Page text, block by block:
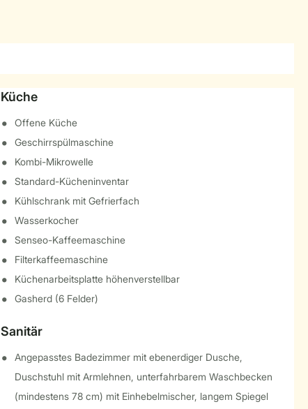
Küche
Offene Küche
Geschirrspülmaschine
Kombi-Mikrowelle
Standard-Kücheninventar
Kühlschrank mit Gefrierfach
Wasserkocher
Senseo-Kaffeemaschine
Filterkaffeemaschine
Küchenarbeitsplatte höhenverstellbar
Gasherd (6 Felder)
Sanitär
Angepasstes Badezimmer mit ebenerdiger Dusche,
Duschstuhl mit Armlehnen, unterfahrbarem Waschbecken
(mindestens 78 cm) mit Einhebelmischer, langem Spiegel